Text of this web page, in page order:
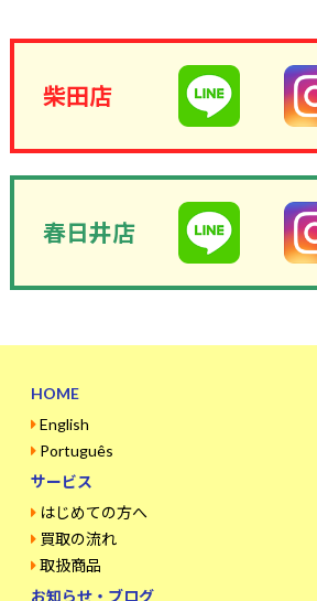
柴田店
春日井店
HOME
English
Português
サービス
はじめての方へ
買取の流れ
取扱商品
お知らせ・ブログ